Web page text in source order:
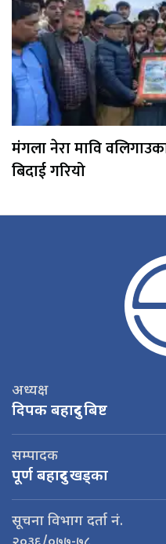
मंगला नेरा मावि
बिदाई गरियो
अध्यक्ष
दिपक बहादुर बिष्ट
सम्पादक
पूर्ण बहादुर खड्का
सूचना विभाग दर्ता नं.